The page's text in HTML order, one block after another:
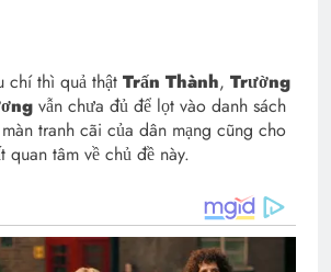
chí thì quả thật Trấn Thành, Trường
vẫn chưa đủ để lọt vào danh sách
tranh cãi của dân mạng cũng cho
quan tâm về chủ đề này.